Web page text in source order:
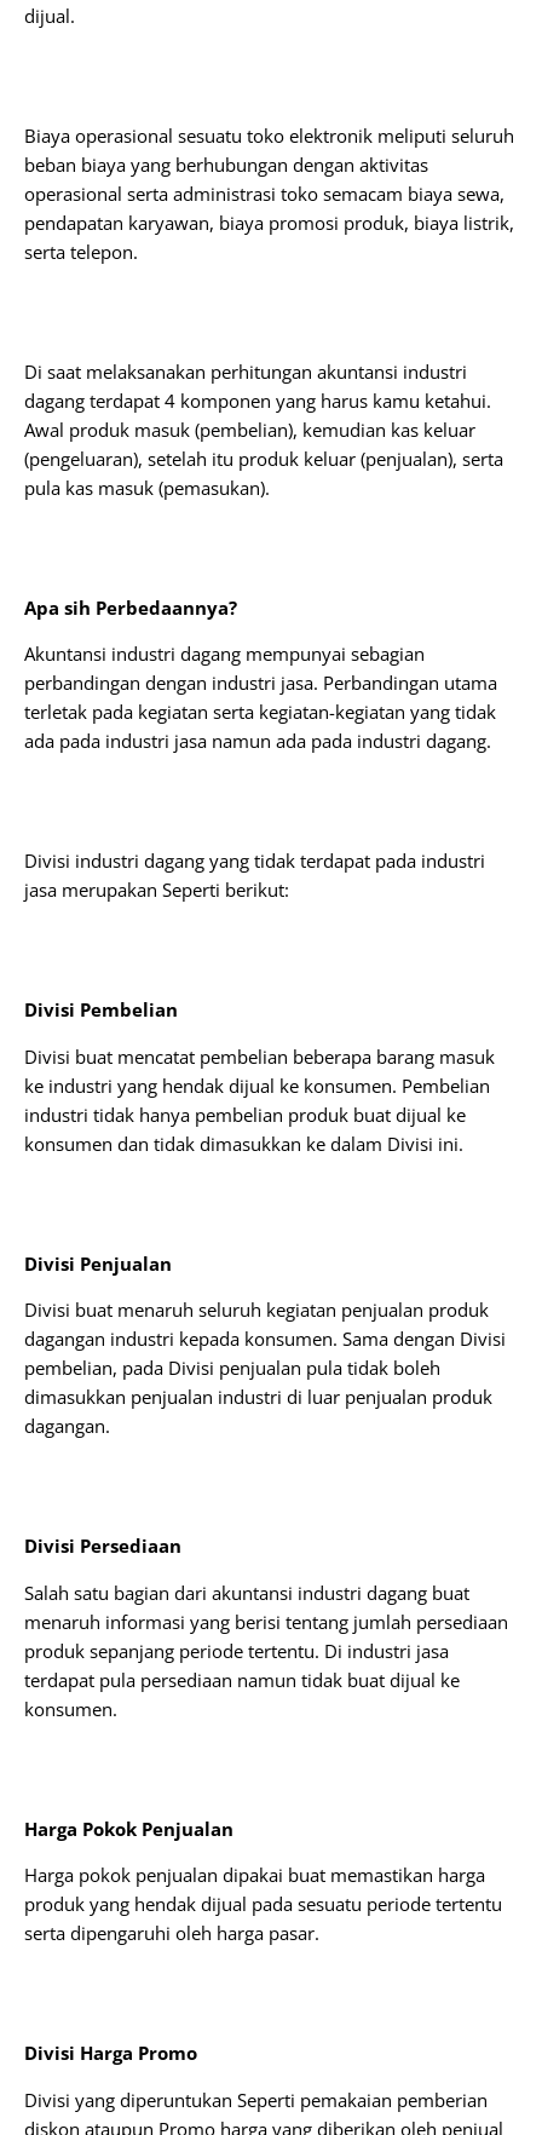
dijual.
Biaya operasional sesuatu toko elektronik meliputi seluruh
beban biaya yang berhubungan dengan aktivitas
operasional serta administrasi toko semacam biaya sewa,
pendapatan karyawan, biaya promosi produk, biaya listrik,
serta telepon.
Di saat melaksanakan perhitungan akuntansi industri
dagang terdapat 4 komponen yang harus kamu ketahui.
Awal produk masuk (pembelian), kemudian kas keluar
(pengeluaran), setelah itu produk keluar (penjualan), serta
pula kas masuk (pemasukan).
Apa sih Perbedaannya?
Akuntansi industri dagang mempunyai sebagian
perbandingan dengan industri jasa. Perbandingan utama
terletak pada kegiatan serta kegiatan-kegiatan yang tidak
ada pada industri jasa namun ada pada industri dagang.
Divisi industri dagang yang tidak terdapat pada industri
jasa merupakan Seperti berikut:
Divisi Pembelian
Divisi buat mencatat pembelian beberapa barang masuk
ke industri yang hendak dijual ke konsumen. Pembelian
industri tidak hanya pembelian produk buat dijual ke
konsumen dan tidak dimasukkan ke dalam Divisi ini.
Divisi Penjualan
Divisi buat menaruh seluruh kegiatan penjualan produk
dagangan industri kepada konsumen. Sama dengan Divisi
pembelian, pada Divisi penjualan pula tidak boleh
dimasukkan penjualan industri di luar penjualan produk
dagangan.
Divisi Persediaan
Salah satu bagian dari akuntansi industri dagang buat
menaruh informasi yang berisi tentang jumlah persediaan
produk sepanjang periode tertentu. Di industri jasa
terdapat pula persediaan namun tidak buat dijual ke
konsumen.
Harga Pokok Penjualan
Harga pokok penjualan dipakai buat memastikan harga
produk yang hendak dijual pada sesuatu periode tertentu
serta dipengaruhi oleh harga pasar.
Divisi Harga Promo
Divisi yang diperuntukan Seperti pemakaian pemberian
diskon ataupun Promo harga yang diberikan oleh penjual